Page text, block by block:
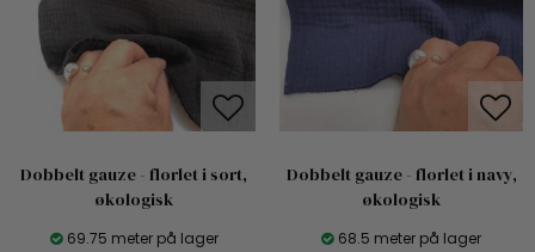
Dobbelt gauze - florlet i sort,
økologisk
69.75 meter på lager
Dobbelt gauze - florlet i navy,
økologisk
68.5 meter på lager